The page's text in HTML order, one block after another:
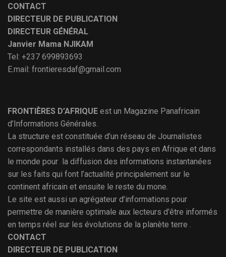
CONTACT
DIRECTEUR DE PUBLICATION
DIRECTEUR GÉNÉRAL
Janvier Mama NJIKAM
Tel: +237 699893693
E.mail: frontieresdaf@gmail.com
FRONTIÈRES D’AFRIQUE est un Magazine Panafricain
d’Informations Générales.
La structure est constituée d’un réseau de Journalistes
correspondants installés dans des pays en Afrique et dans
le monde pour la diffusion des informations instantanées
sur les faits qui font l’actualité principalement sur le
continent africain et ensuite le reste du mone.
Le site est aussi un agrégateur d’informations pour
permettre de manière optimale aux lecteurs d’être informés
en temps réel sur les évolutions de la planète terre .
CONTACT
DIRECTEUR DE PUBLICATION